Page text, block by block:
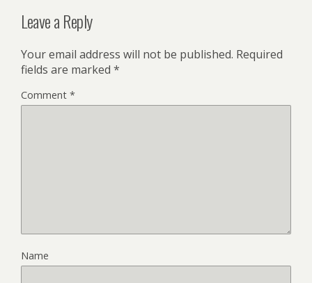
Leave a Reply
Your email address will not be published. Required
fields are marked *
Comment *
Name